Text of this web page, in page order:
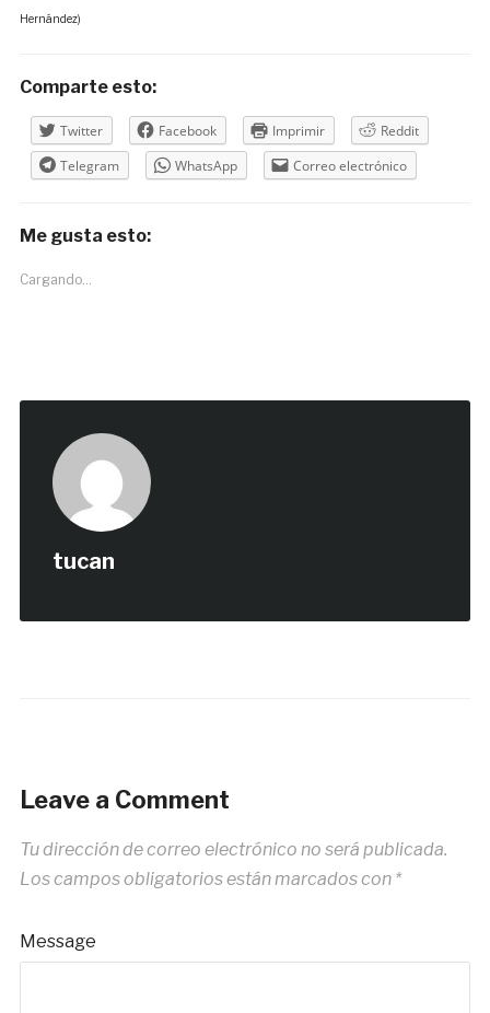
Hernández)
Comparte esto:
Twitter Facebook Imprimir
Reddit
Telegram
WhatsApp Correo electrónico
Me gusta esto:
Cargando...
tucan
Leave a Comment
Tu dirección de correo electrónico no será publicada.
Los campos obligatorios están marcados con *
Message